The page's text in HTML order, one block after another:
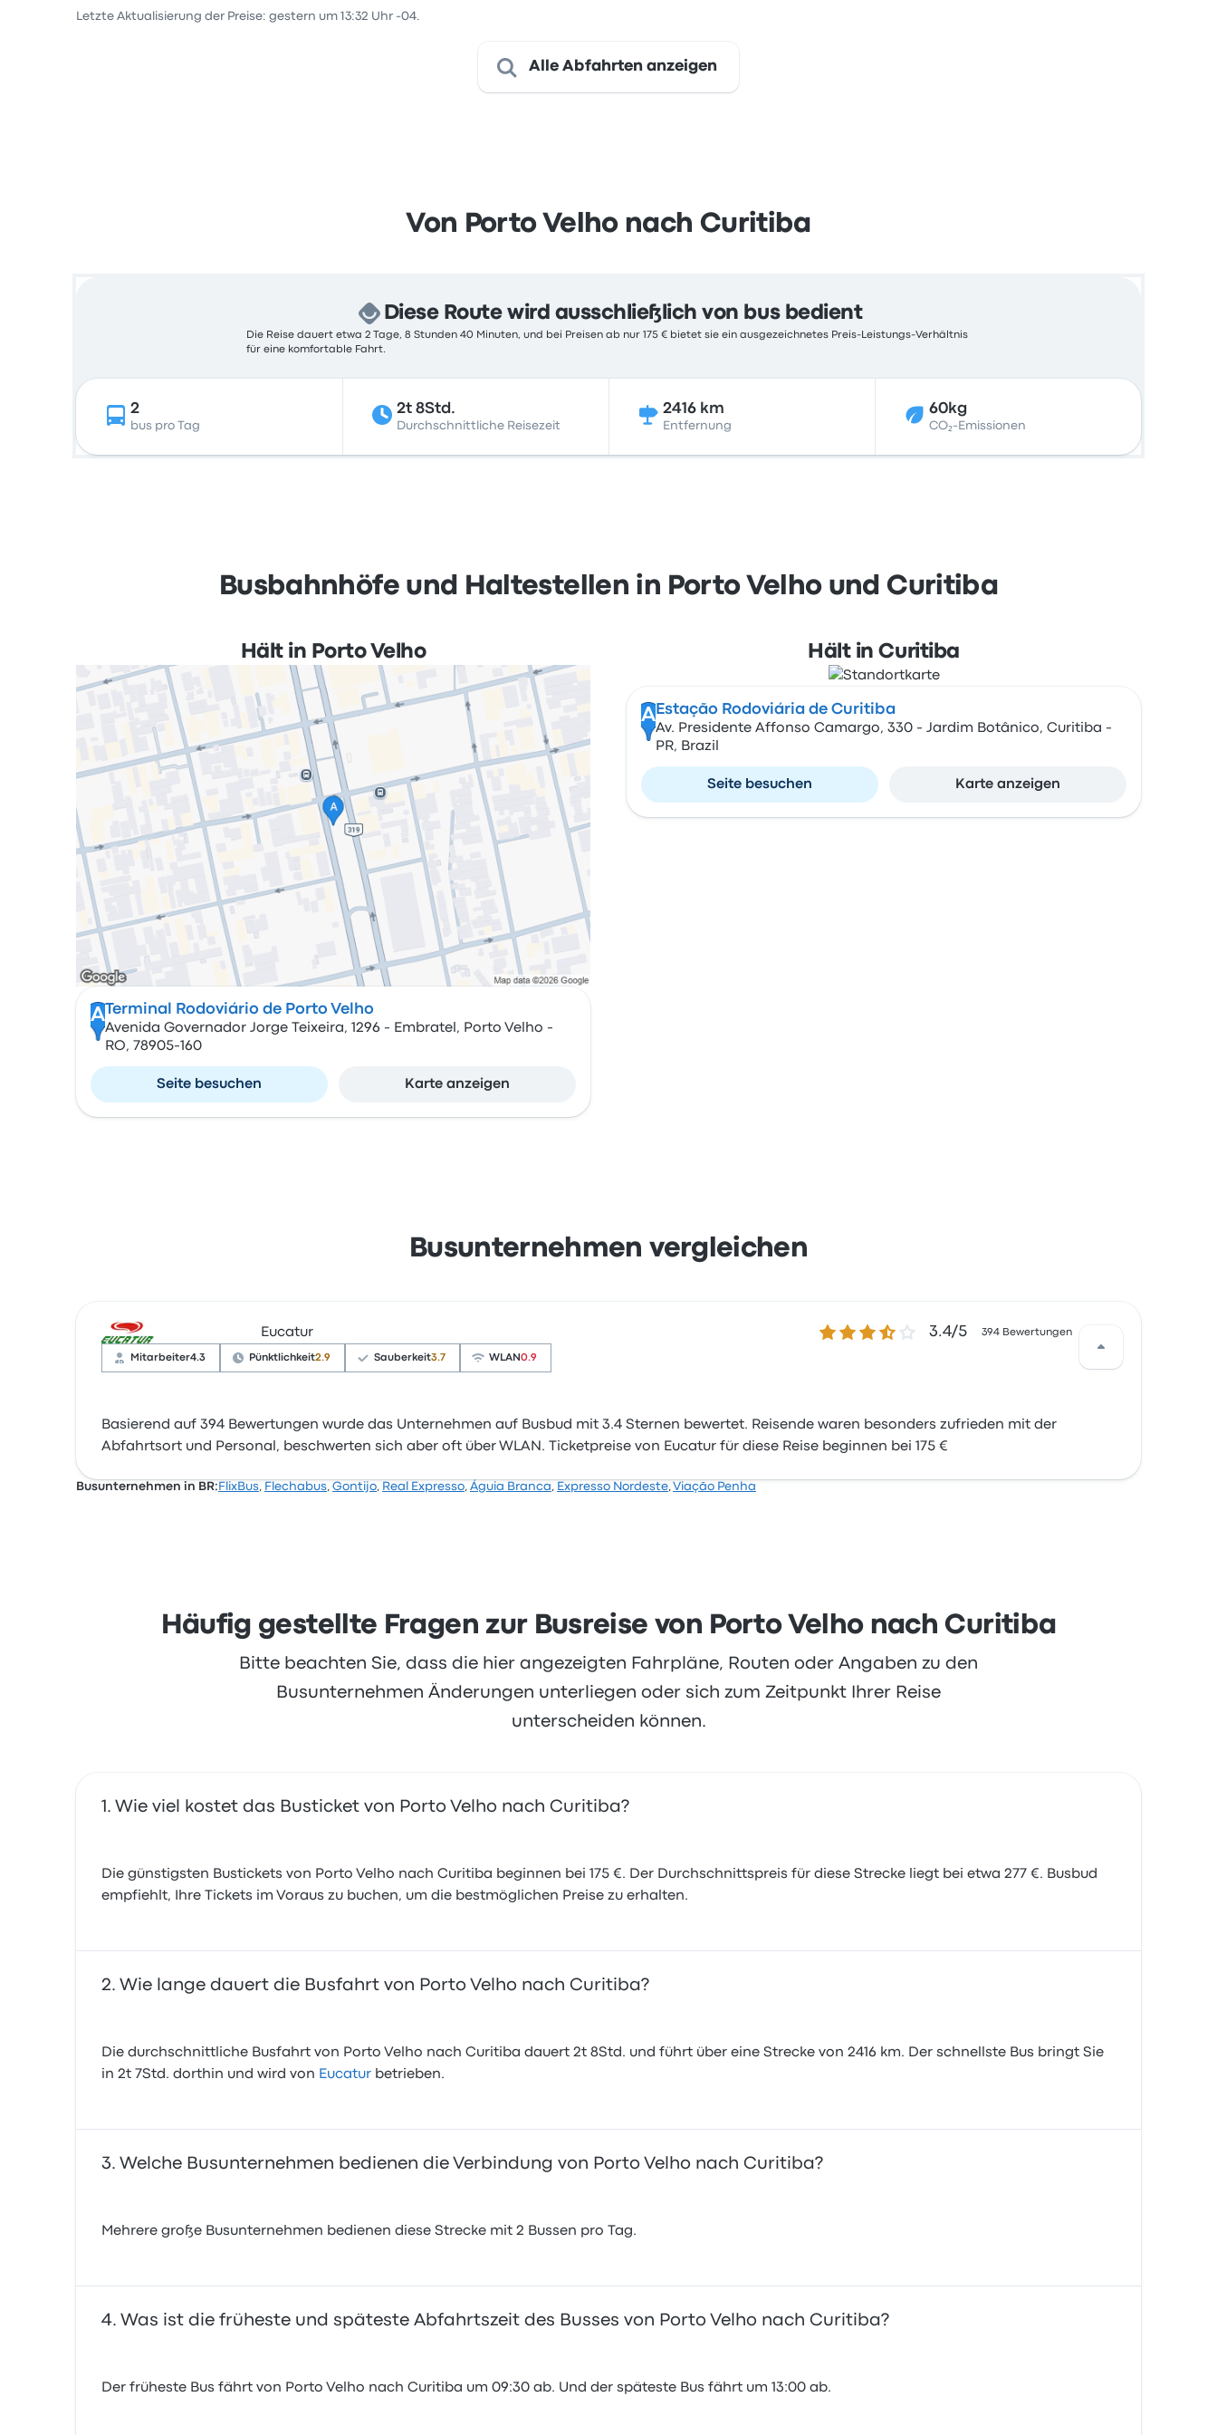
Letzte Aktualisierung der Preise: gestern um 13:32 Uhr -04.
Alle Abfahrten anzeigen
Von Porto Velho nach Curitiba
Diese Route wird ausschließlich von bus bedient
Die Reise dauert etwa 2 Tage, 8 Stunden 40 Minuten, und bei Preisen ab nur 175 € bietet sie ein ausgezeichnetes Preis-Leistungs-Verhältnis
für eine komfortable Fahrt.
2
bus pro Tag
2t 8Std.
Durchschnittliche Reisezeit
2416 km
Entfernung
60kg
CO₂-Emissionen
Busbahnhöfe und Haltestellen in Porto Velho und Curitiba
Hält in Porto Velho
A Terminal Rodoviário de Porto Velho
Avenida Governador Jorge Teixeira, 1296 - Embratel, Porto Velho -
RO, 78905-160
Seite besuchen Karte anzeigen
Hält in Curitiba
A Estação Rodoviária de Curitiba
Av. Presidente Affonso Camargo, 330 - Jardim Botânico, Curitiba -
PR, Brazil
Seite besuchen Karte anzeigen
Busunternehmen vergleichen
Eucatur 3.4 von 5 Sternen3.4/5 394 Bewertungen
Mitarbeiter4.3 Pünktlichkeit2.9 Sauberkeit3.7 WLAN 0.9
Basierend auf 394 Bewertungen wurde das Unternehmen auf Busbud mit 3.4 Sternen bewertet. Reisende waren besonders zufrieden mit der
Abfahrtsort und Personal, beschwerten sich aber oft über WLAN. Ticketpreise von Eucatur für diese Reise beginnen bei 175 €
Busunternehmen in BR: FlixBus, Flechabus, Gontijo, Real Expresso, Águia Branca, Expresso Nordeste,Viação Penha
Häufig gestellte Fragen zur Busreise von Porto Velho nach Curitiba
Bitte beachten Sie, dass die hier angezeigten Fahrpläne, Routen oder Angaben zu den
Busunternehmen Änderungen unterliegen oder sich zum Zeitpunkt Ihrer Reise
unterscheiden können.
Wie viel kostet das Busticket von Porto Velho nach Curitiba?
Die günstigsten Bustickets von Porto Velho nach Curitiba beginnen bei 175 €. Der Durchschnittspreis für diese Strecke liegt bei etwa 277 €. Busbud
empfiehlt, Ihre Tickets im Voraus zu buchen, um die bestmöglichen Preise zu erhalten.
Wie lange dauert die Busfahrt von Porto Velho nach Curitiba?
Die durchschnittliche Busfahrt von Porto Velho nach Curitiba dauert 2t 8Std. und führt über eine Strecke von 2416 km. Der schnellste Bus bringt Sie
in 2t 7Std. dorthin und wird von Eucatur betrieben.
Welche Busunternehmen bedienen die Verbindung von Porto Velho nach Curitiba?
Mehrere große Busunternehmen bedienen diese Strecke mit 2 Bussen pro Tag.
Was ist die früheste und späteste Abfahrtszeit des Busses von Porto Velho nach Curitiba?
Der früheste Bus fährt von Porto Velho nach Curitiba um 09:30 ab. Und der späteste Bus fährt um 13:00 ab.